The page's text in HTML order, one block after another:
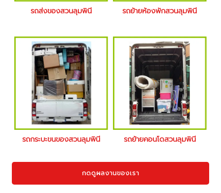
รถส่งของสวนลุมพินี รถย้ายห้องพักสวนลุมพินี
รถกระบะขนของสวนลุมพินี รถย้ายคอนโดสวนลุมพินี
กดดูผลงานของเรา